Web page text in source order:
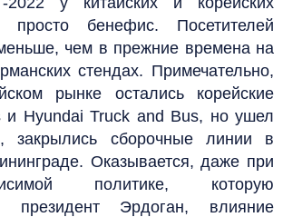
бенефис. Посетителей
чем в прежние времена на
стендах. Примечательно,
рынке остались корейские
и Hyundai Truck and Bus, но ушел
закрылись сборочные линии в
Оказывается, даже при
политике, которую
президент Эрдоган, влияние